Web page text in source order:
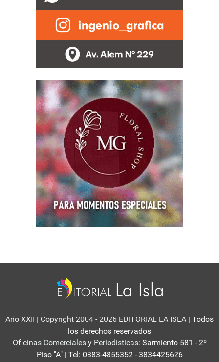
Año XXII | Copyright 2004 - 2026 EDITORIAL LA ISLA | Todos
los derechos reservados
Oficinas Comerciales y Periodisticas: Sarmiento 581 - 2º
Piso "A" | Tel: 0383-4855352 - 3834425626